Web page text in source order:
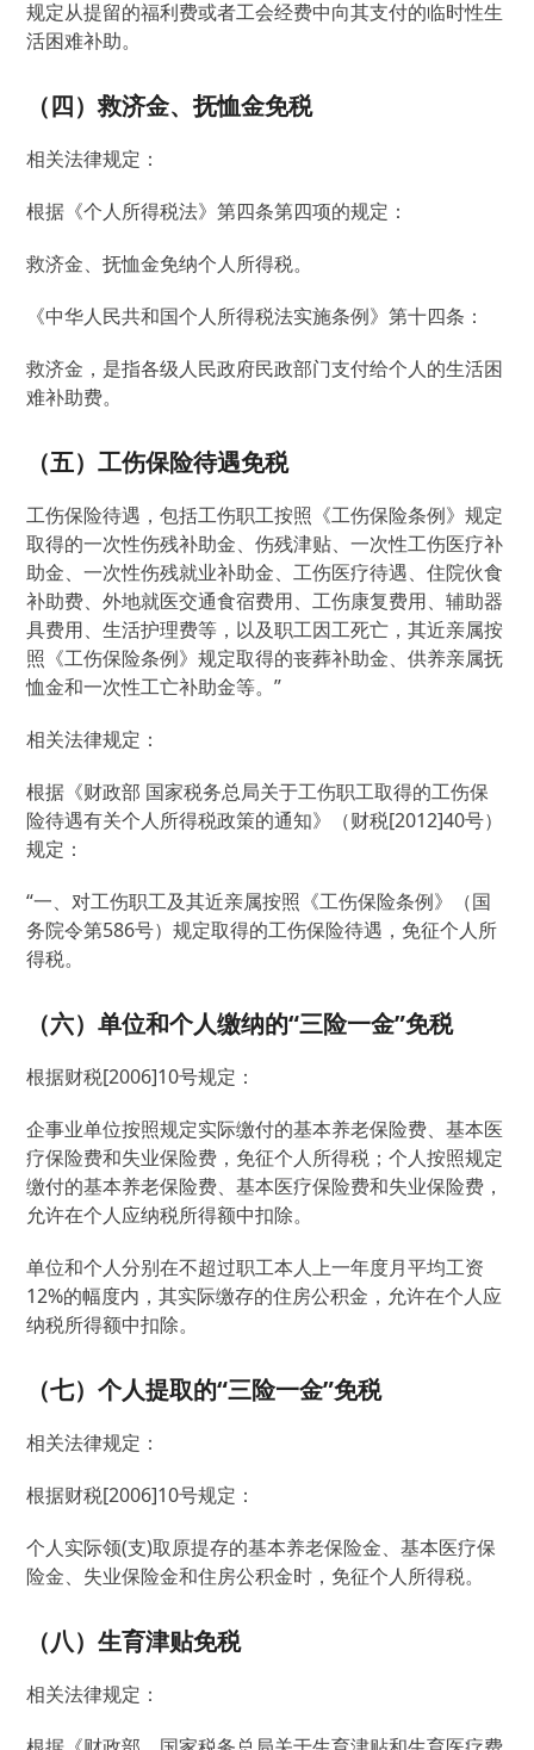
规定从提留的福利费或者工会经费中向其支付的临时性生
活困难补助。
（四）救济金、抚恤金免税
相关法律规定：
根据《个人所得税法》第四条第四项的规定：
救济金、抚恤金免纳个人所得税。
《中华人民共和国个人所得税法实施条例》第十四条：
救济金，是指各级人民政府民政部门支付给个人的生活困
难补助费。
（五）工伤保险待遇免税
工伤保险待遇，包括工伤职工按照《工伤保险条例》规定
取得的一次性伤残补助金、伤残津贴、一次性工伤医疗补
助金、一次性伤残就业补助金、工伤医疗待遇、住院伙食
补助费、外地就医交通食宿费用、工伤康复费用、辅助器
具费用、生活护理费等，以及职工因工死亡，其近亲属按
照《工伤保险条例》规定取得的丧葬补助金、供养亲属抚
恤金和一次性工亡补助金等。”
相关法律规定：
根据《财政部 国家税务总局关于工伤职工取得的工伤保
险待遇有关个人所得税政策的通知》（财税[2012]40号）
规定：
“一、对工伤职工及其近亲属按照《工伤保险条例》（国
务院令第586号）规定取得的工伤保险待遇，免征个人所
得税。
（六）单位和个人缴纳的“三险一金”免税
根据财税[2006]10号规定：
企事业单位按照规定实际缴付的基本养老保险费、基本医
疗保险费和失业保险费，免征个人所得税；个人按照规定
缴付的基本养老保险费、基本医疗保险费和失业保险费，
允许在个人应纳税所得额中扣除。
单位和个人分别在不超过职工本人上一年度月平均工资
12%的幅度内，其实际缴存的住房公积金，允许在个人应
纳税所得额中扣除。
（七）个人提取的“三险一金”免税
相关法律规定：
根据财税[2006]10号规定：
个人实际领(支)取原提存的基本养老保险金、基本医疗保
险金、失业保险金和住房公积金时，免征个人所得税。
（八）生育津贴免税
相关法律规定：